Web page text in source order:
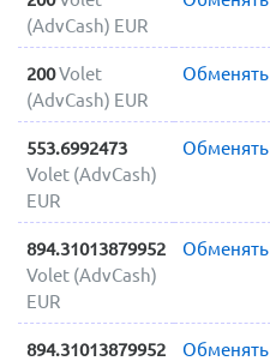
(AdvCash) EUR
200Volet
(AdvCash) EUR
Обменять
553.6992473
Volet (AdvCash)
EUR
Обменять
894.31013879952
Volet (AdvCash)
EUR
Обменять
894.31013879952
Обменять